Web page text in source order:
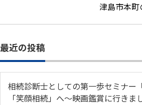
津島市本
最近の投稿
相続診断士としての第一歩セミナー
「笑顔相続」へ～映画鑑賞に行きま